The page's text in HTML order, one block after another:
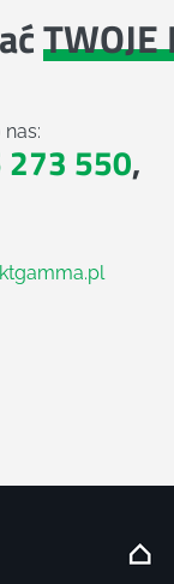
TWOJE
550,